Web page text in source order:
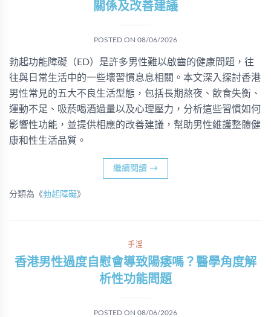
關係及改善建議
POSTED ON 08/06/2026
勃起功能障礙（ED）是許多男性難以啟齒的健康問題，往
往與日常生活中的一些壞習慣息息相關。本文深入探討香港
男性常見的五大不良生活型態，包括長期熬夜、飲食失衡、
運動不足、吸菸喝酒過量以及心理壓力，分析這些習慣如何
影響性功能，並提供相應的改善建議，幫助男性維護整體健
康和性生活品質。
繼續閱讀 →
分類為《勃起障礙》
手淫
香港男性過度自慰會導致陽痿嗎？醫學角度解
析性功能問題
POSTED ON 08/06/2026